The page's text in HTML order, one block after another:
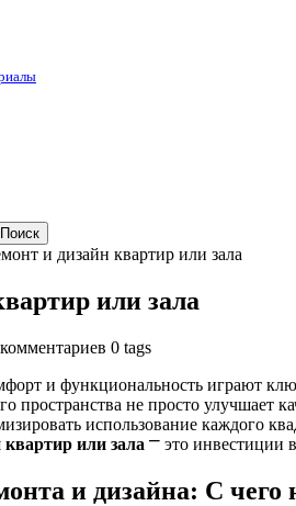
Поиск
и дизайн квартир или зала
или зала
0 tags
и функциональность играют
пространства не просто
использование каждого
или зала ⎻ это инвестиции
и дизайна: С чего